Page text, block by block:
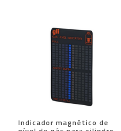
Indicador magnético de